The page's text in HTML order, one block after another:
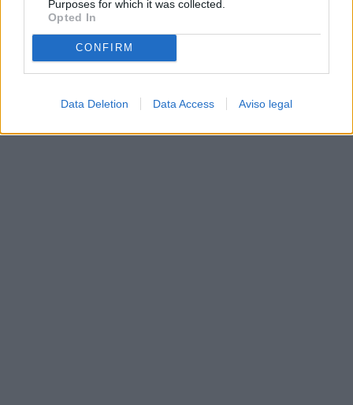
Purposes for which it was collected.
Opted In
CONFIRM
Data Deletion Data Access Aviso legal